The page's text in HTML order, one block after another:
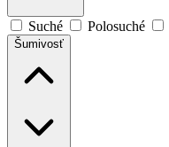
Suché Polosuché
Šumivosť